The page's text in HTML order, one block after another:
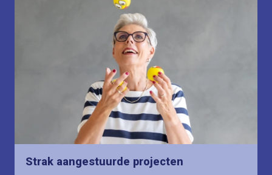
Met plezier
Strak aangestuurde projecten